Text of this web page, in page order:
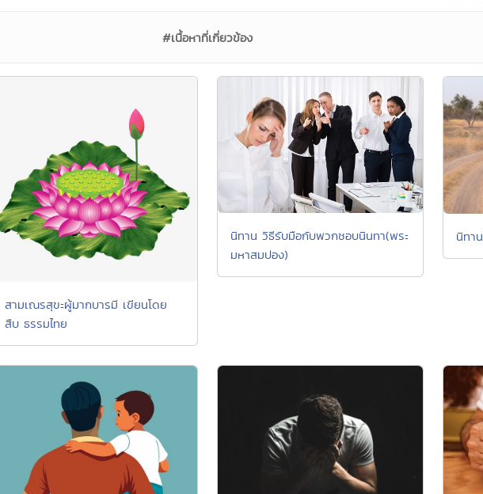
#เนื้อหาที่เกี่ยวข้อง
สามเณรสุขะผู้มากบารมี เขียนโดย
สืบ ธรรมไทย
นิทาน วิธีรับมือกับพวกชอบนินทา(พระ
มหาสมปอง)
นิทา